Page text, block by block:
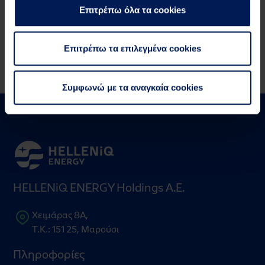
Επιτρέπω όλα τα cookies
Επιτρέπω τα επιλεγμένα cookies
Συμφωνώ με τα αναγκαία cookies
Διεύθυνση: HELLENiQ ENERGY Holdings Α.Ε. –
HELLENiQ ENERGY Holdings Α.Ε.
Χειμάρας 8Α,
Τ.Κ.: 151 25, Μαρούσι
Πληροφορίες